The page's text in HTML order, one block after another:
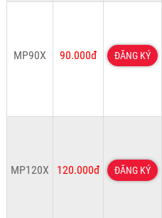
MP90X 90.000đ ĐĂNG KÝ
MP120X 120.000đ ĐĂNG KÝ